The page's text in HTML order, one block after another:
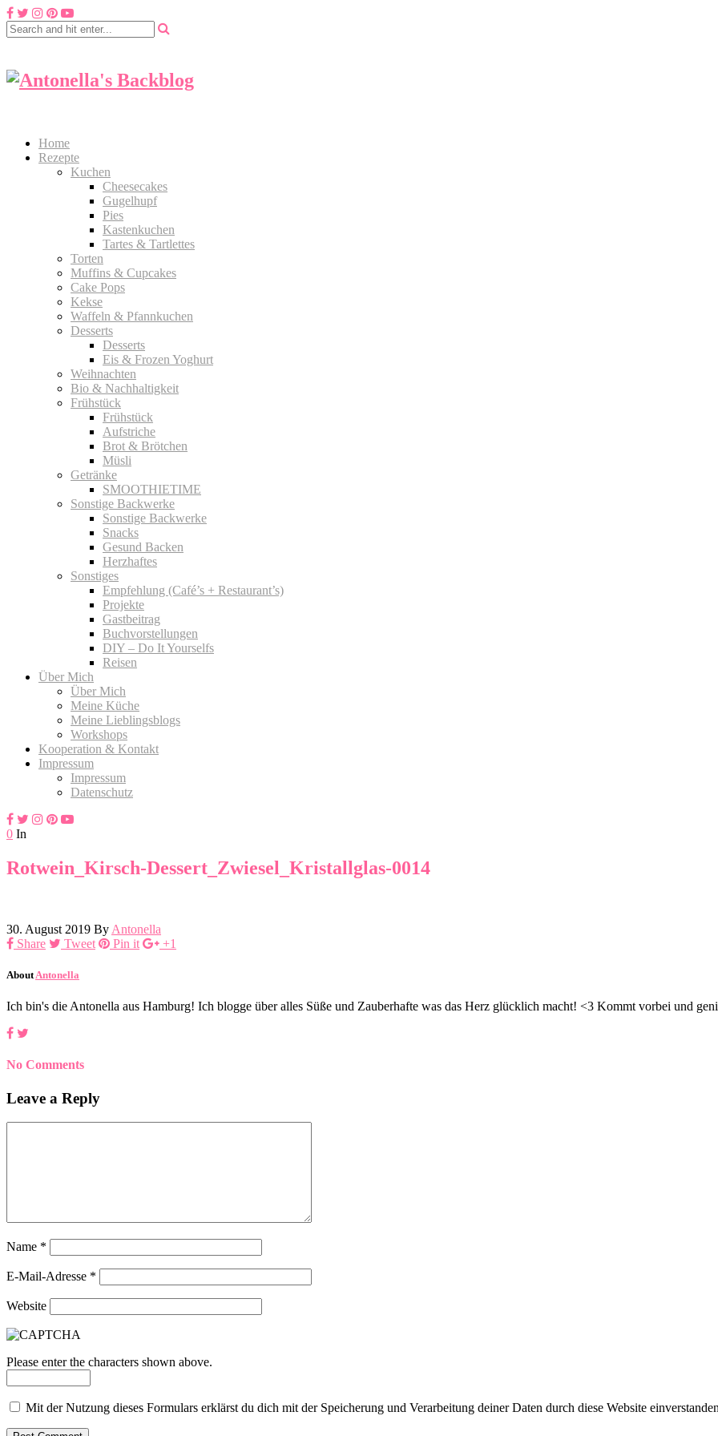
Home
Rezepte
Kuchen
Cheesecakes
Gugelhupf
Pies
Kastenkuchen
Tartes & Tartlettes
Torten
Muffins & Cupcakes
Cake Pops
Kekse
Waffeln & Pfannkuchen
Desserts
Desserts
Eis & Frozen Yoghurt
Weihnachten
Bio & Nachhaltigkeit
Frühstück
Frühstück
Aufstriche
Brot & Brötchen
Müsli
Getränke
SMOOTHIETIME
Sonstige Backwerke
Sonstige Backwerke
Snacks
Gesund Backen
Herzhaftes
Sonstiges
Empfehlung (Café’s + Restaurant’s)
Projekte
Gastbeitrag
Buchvorstellungen
DIY – Do It Yourselfs
Reisen
Über Mich
Über Mich
Meine Küche
Meine Lieblingsblogs
Workshops
Kooperation & Kontakt
Impressum
Impressum
Datenschutz
0 In
Rotwein_Kirsch-Dessert_Zwiesel_Kristallglas-0014
30. August 2019 By Antonella
Share
Tweet Pin it +1
About Antonella
Ich bin's die Antonella aus Hamburg! Ich blogge über alles Süße und Zauberhafte was das Herz glücklich macht! <3 Kommt vorbei und
No Comments
Leave a Reply
Name *
E-Mail-Adresse *
Website
Please enter the characters shown above.
Mit der Nutzung dieses Formulars erklärst du dich mit der Speicherung und Verarbeitung deiner Daten durch diese Website